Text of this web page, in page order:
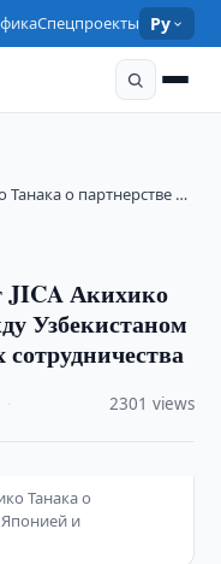
Спецпроекты Ру
о партнерстве …
JICA Акихико
Узбекистаном
2301 views
Танака о
и